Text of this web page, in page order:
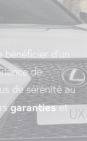
d’un
de
de sérénité au
garantieset